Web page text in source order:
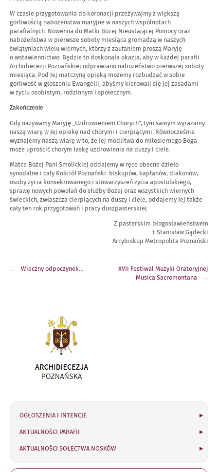
W czasie przygotowania do koronacji przeżywajmy z większą
gorliwością nabożeństwa maryjne w naszych wspólnotach
parafialnych. Nowenna do Matki Bożej Nieustającej Pomocy oraz
nabożeństwa w pierwsze soboty miesiąca gromadzą w naszych
świątyniach wielu wiernych, którzy z zaufaniem proszą Maryję
o wstawiennictwo. Będzie to doskonała okazja, aby w każdej parafii
Archidiecezji Poznańskiej odprawiano nabożeństwo pierwszej soboty
miesiąca. Pod Jej matczyną opieką możemy rozbudzać w sobie
gorliwość w głoszeniu Ewangelii, abyśmy kierowali się jej zasadami
w życiu osobistym, rodzinnym i społecznym.
Zakończenie
Gdy nazywamy Maryję „Uzdrowieniem Chorych”, tym samym wyrażamy
naszą wiarę w Jej opiekę nad chorymi i cierpiącymi. Równocześnie
wyznajemy naszą wiarę w to, że Jej modlitwa do miłosiernego Boga
może uprościć chorym łaskę uzdrowienia na duszy i ciele.
Matce Bożej Pani Smolickiej oddajemy w ręce obecne dzieło
synodalne i cały Kościół Poznański: biskupów, kapłanów, diakonów,
osoby życia konsekrowanego i stowarzyszeń życia apostolskiego,
sprawę nowych powołań do służby Bożej oraz wszystkich wiernych
świeckich, zwłaszcza cierpiących na duszy i ciele, oddajemy Jej także
cały ten rok przygotowań i pracy duszpasterskiej.
Z pasterskim błogosławieństwem
† Stanisław Gądecki
Arcybiskup Metropolita Poznański
wpisu
Wieczny odpoczynek…
XVII Festiwal Muzyki Oratoryjnej
Musica Sacromontana
OGŁOSZENIA I INTENCJE
AKTUALNOŚCI PARAFII
AKTUALNOŚCI SOŁECTWA NOSKÓW